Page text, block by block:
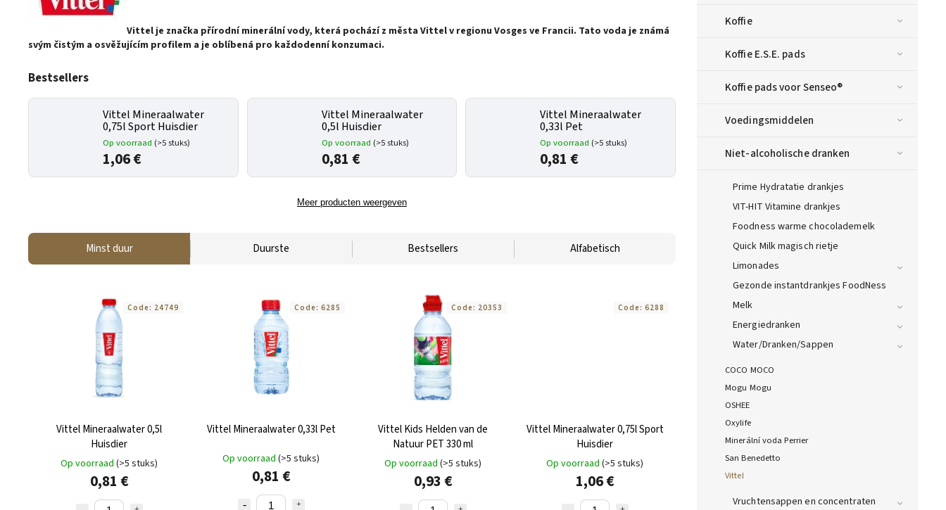
Koffie
Koffie E.S.E. pads
Koffie pads voor Senseo®
Voedingsmiddelen
Niet-alcoholische dranken
Prime Hydratatie drankjes
VIT-HIT Vitamine drankjes
Foodness warme chocolademelk
Quick Milk magisch rietje
Limonades
Gezonde instantdrankjes FoodNess
Melk
Energiedranken
Water/Dranken/Sappen
COCO MOCO
Mogu Mogu
OSHEE
Oxylife
Minerální voda Perrier
San Benedetto
Vittel
Vruchtensappen en concentraten
Vittel je značka přírodní minerální vody, která pochází z města Vittel v regionu Vosges ve Francii. Tato voda je známá
svým čistým a osvěžujícím profilem a je oblíbená pro každodenní konzumaci.
Bestsellers
Vittel Mineraalwater
0,75l Sport Huisdier
Op voorraad (>5 stuks)
1,06 €
Vittel Mineraalwater
0,5l Huisdier
Op voorraad (>5 stuks)
0,81 €
Vittel Mineraalwater
0,33l Pet
Op voorraad (>5 stuks)
0,81 €
Meer producten weergeven
Minst duur Duurste Bestsellers Alfabetisch
Vittel Mineraalwater 0,5l
Huisdier
Op voorraad (>5 stuks)
0,81 €
Code: 24749
Vittel Mineraalwater 0,33l Pet
Op voorraad (>5 stuks)
0,81 €
Code: 6285
Vittel Kids Helden van de
Natuur PET 330 ml
Op voorraad (>5 stuks)
0,93 €
Code: 20353
Vittel Mineraalwater 0,75l Sport
Huisdier
Op voorraad (>5 stuks)
1,06 €
Code: 6288